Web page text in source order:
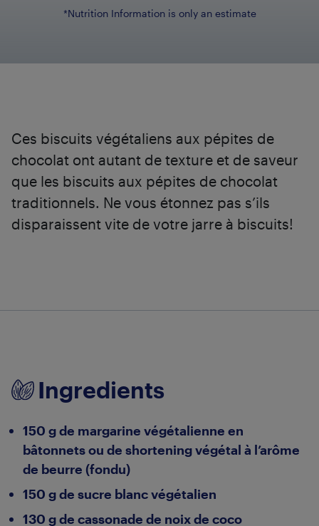
Total Carbohydrates
19g
*Nutrition Information is only an estimate
Ces biscuits végétaliens aux pépites de
chocolat ont autant de texture et de saveur
que les biscuits aux pépites de chocolat
traditionnels. Ne vous étonnez pas s’ils
disparaissent vite de votre jarre à biscuits!
Ingredients
150 g de margarine végétalienne en
bâtonnets ou de shortening végétal à l’arôme
de beurre (fondu)
150 g de sucre blanc végétalien
130 g de cassonade de noix de coco